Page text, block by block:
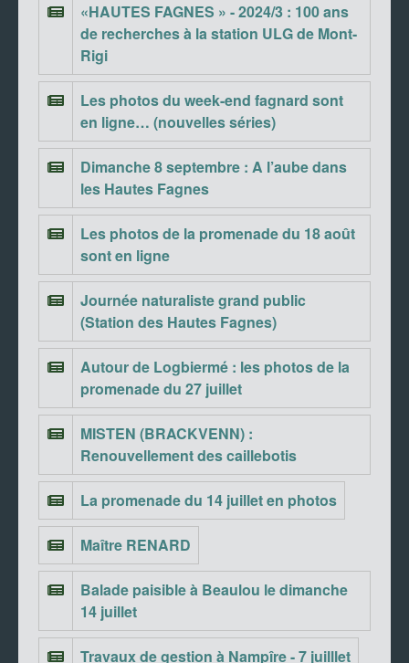
«HAUTES FAGNES » - 2024/3 : 100 ans
de recherches à la station ULG de Mont-
Rigi
Les photos du week-end fagnard sont
en ligne… (nouvelles séries)
Dimanche 8 septembre : A l’aube dans
les Hautes Fagnes
Les photos de la promenade du 18 août
sont en ligne
Journée naturaliste grand public
(Station des Hautes Fagnes)
Autour de Logbiermé : les photos de la
promenade du 27 juillet
MISTEN (BRACKVENN) :
Renouvellement des caillebotis
La promenade du 14 juillet en photos
Maître RENARD
Balade paisible à Beaulou le dimanche
14 juillet
Travaux de gestion à Nampîre - 7 juilllet